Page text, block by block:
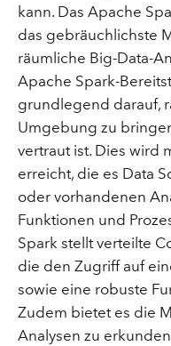
kann. Das Apache
das gebräuchlichste
räumliche Big-Data-
Apache Spark-
grundlegend darauf,
Umgebung zu
vertraut ist. Dies wird
erreicht, die es Data
oder vorhandenen
Funktionen und
Spark stellt verteilte
die den Zugriff auf
sowie eine robuste
Zudem bietet es die
Analysen zu